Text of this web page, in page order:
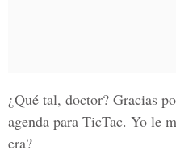
¿Qué tal, doctor? Gracias
agenda para TicTac. Yo le
era?